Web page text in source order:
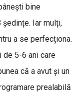
bine
Iar mulți,
a se perfecționa.
de 5-6 ani care
că a avut și un
prealabilă